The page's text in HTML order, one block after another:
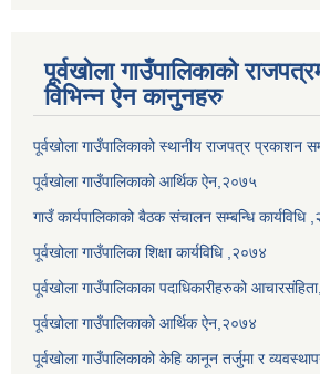
पूर्वखोला गाउँपालिकाको
विभिन्न ऐन कानुनहरु
पूर्वखोला गाउँपालिकाको स्थानीय राजपत्र प्रकाशन
पूर्वखोला गाउँपालिकाको आर्थिक ऐन,२०७५
गाउँ कार्यपालिकाको बैठक संचालन सम्बन्धि कार्यविधि
पूर्वखोला गाउँपालिका शिक्षा कार्यविधि ,२०७४
पूर्वखोला गाउँपालिकाका पदाधिकारीहरुको
पूर्वखोला गाउँपालिकाको आर्थिक ऐन,२०७४
पूर्वखोला गाउँपालिकाको केहि कानून तर्जुमा र